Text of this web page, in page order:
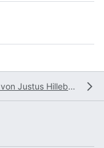
von Justus Hillebrand